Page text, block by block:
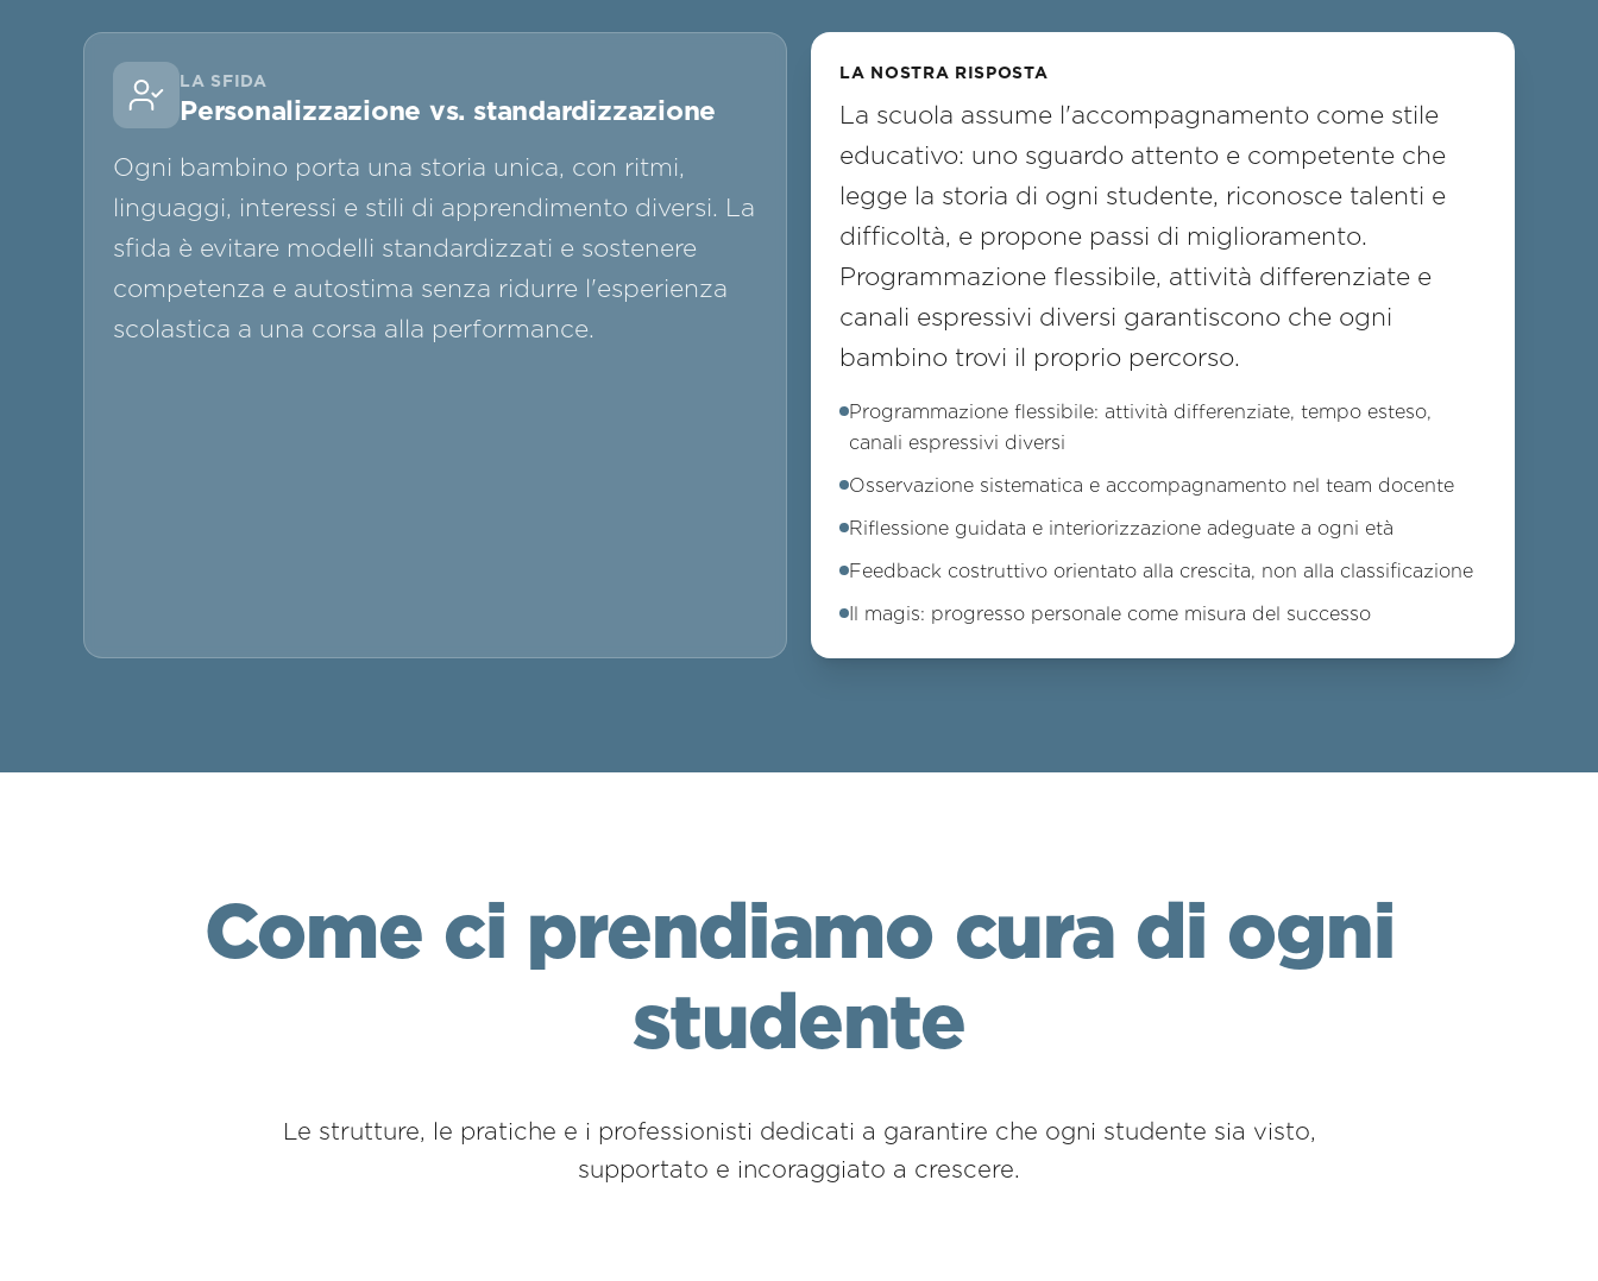
LA SFIDA
Personalizzazione vs. standardizzazione
Ogni bambino porta una storia unica, con ritmi,
linguaggi, interessi e stili di apprendimento diversi. La
sfida è evitare modelli standardizzati e sostenere
competenza e autostima senza ridurre l'esperienza
scolastica a una corsa alla performance.
LA NOSTRA RISPOSTA
La scuola assume l'accompagnamento come stile
educativo: uno sguardo attento e competente che
legge la storia di ogni studente, riconosce talenti e
difficoltà, e propone passi di miglioramento.
Programmazione flessibile, attività differenziate e
canali espressivi diversi garantiscono che ogni
bambino trovi il proprio percorso.
Programmazione flessibile: attività differenziate, tempo esteso,
canali espressivi diversi
Osservazione sistematica e accompagnamento nel team docente
Riflessione guidata e interiorizzazione adeguate a ogni età
Feedback costruttivo orientato alla crescita, non alla classificazione
Il magis: progresso personale come misura del successo
Come ci prendiamo cura di ogni
studente
Le strutture, le pratiche e i professionisti dedicati a garantire che ogni studente sia visto,
supportato e incoraggiato a crescere.